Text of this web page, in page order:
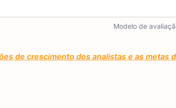
Modelo de
de crescimento dos analistas e as metas